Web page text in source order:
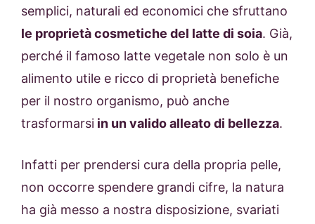
semplici, naturali ed economici che sfruttano
le proprietà cosmetiche del latte di soia. Già,
perché il famoso latte vegetale non solo è un
alimento utile e ricco di proprietà benefiche
per il nostro organismo, può anche
trasformarsi in un valido alleato di bellezza.
Infatti per prendersi cura della propria pelle,
non occorre spendere grandi cifre, la natura
ha già messo a nostra disposizione, svariati